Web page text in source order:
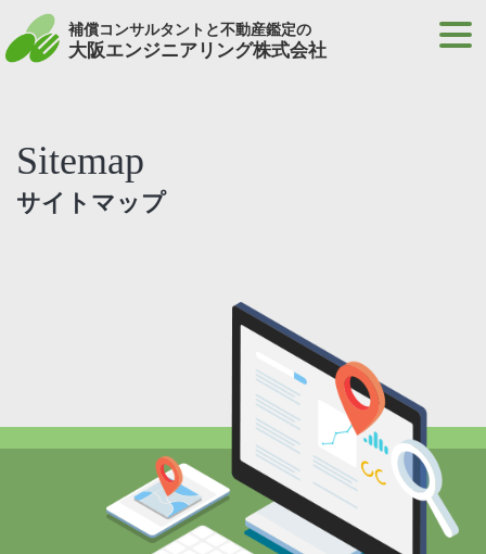
補償コンサルタントと不動産鑑定の
大阪エンジニアリング株式会社
Sitemap
サイトマップ